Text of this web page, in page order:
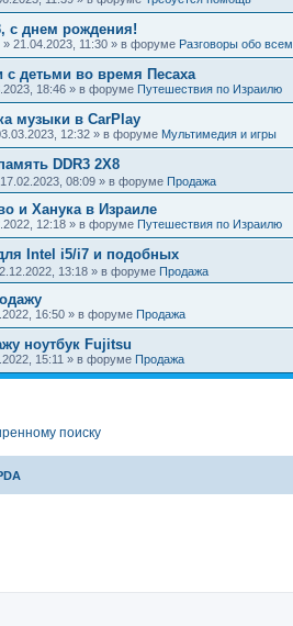
с днем рождения!
» 21.04.2023, 11:30 » в форуме Разговоры обо всем
с детьми во время Песаха
18:46 » в форуме Путешествия по Израилю
музыки в CarPlay
12:32 » в форуме Мультимедия и игры
DDR3 2X8
17.02.2023, 08:09 » в форуме Продажа
и Ханука в Израиле
12:18 » в форуме Путешествия по Израилю
Intel i5/i7 и подобных
13:18 » в форуме Продажа
16:50 » в форуме Продажа
ноутбук Fujitsu
15:11 » в форуме Продажа
поиску